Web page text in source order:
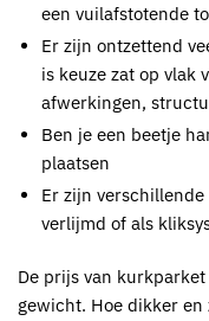
een vuilafstotende
Er zijn ontzettend
is keuze zat op vlak
afwerkingen,
Ben je een beetje
plaatsen
Er zijn
verlijmd of als
De prijs van
gewicht. Hoe dikker